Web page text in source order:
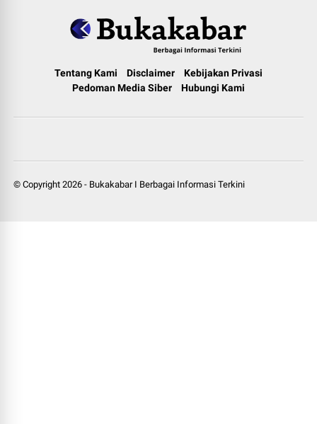
Tentang Kami Disclaimer
Kebijakan Privasi
Pedoman Media Siber
Hubungi Kami
© Copyright2026 - Bukakabar I Berbagai Informasi Terkini